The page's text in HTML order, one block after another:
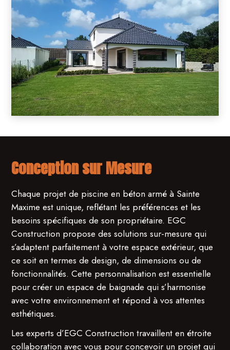
Conception sur Mesure
Chaque projet de piscine en béton armé à Sainte
Maxime est unique, reflétant les préférences et les
besoins spécifiques de son propriétaire. EGC
Construction propose des solutions sur-mesure qui
s’adaptent parfaitement à votre espace extérieur, que
ce soit en termes de design, de dimensions ou de
fonctionnalités. Cette personnalisation est essentielle
pour créer un espace de baignade qui s’harmonise
avec votre environnement et répond à vos attentes
esthétiques.
Les experts d’EGC Construction travaillent en étroite
collaboration avec vous pour concevoir un projet qui